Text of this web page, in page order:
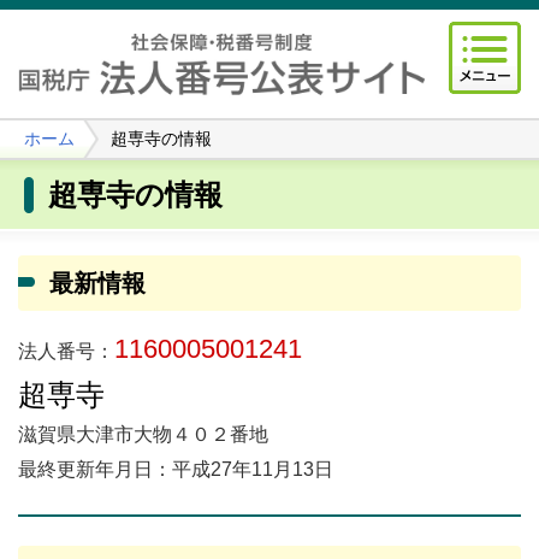
ホーム 超専寺の情報
超専寺の情報
最新情報
法人番号： 1160005001241
超専寺
滋賀県大津市大物４０２番地
最終更新年月日：平成27年11月13日